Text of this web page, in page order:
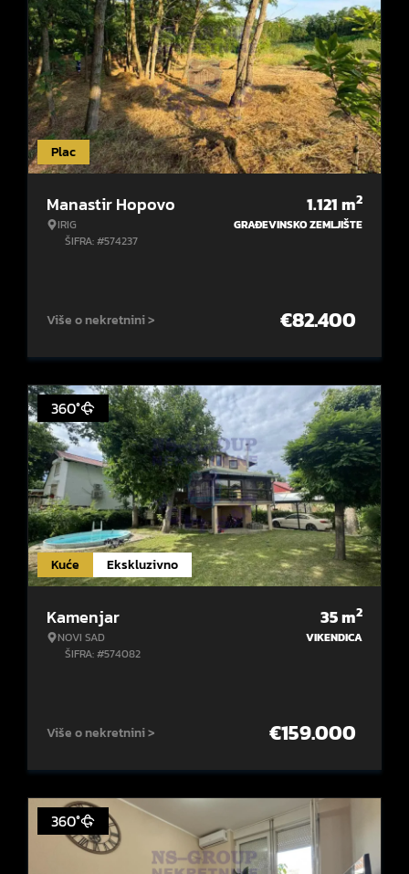
Plac
Manastir Hopovo
IRIG
ŠIFRA: #574237
1.121m2
GRAĐEVINSKO ZEMLJIŠTE
Više o nekretnini > €82.400
Kuće Ekskluzivno
360°
Kamenjar
NOVI SAD
ŠIFRA: #574082
35m2
VIKENDICA
Više o nekretnini > €159.000
360°